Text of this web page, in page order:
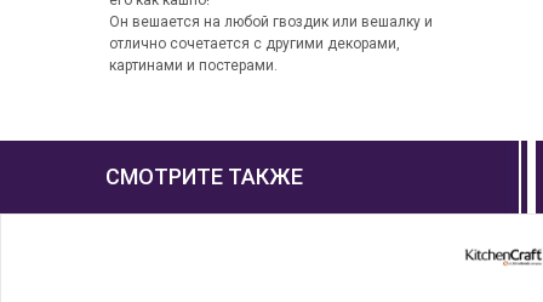
Он вешается на любой гвоздик или вешалку и
отлично сочетается с другими декорами,
картинами и постерами.
СМОТРИТЕ ТАКЖЕ